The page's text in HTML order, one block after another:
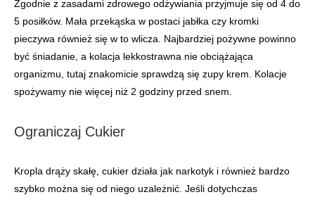
Zgodnie z zasadami zdrowego odżywiania przyjmuje się od 4 do
5 posiłków. Mała przekąska w postaci jabłka czy kromki
pieczywa również się w to wlicza. Najbardziej pożywne powinno
być śniadanie, a kolacja lekkostrawna nie obciążająca
organizmu, tutaj znakomicie sprawdzą się zupy krem. Kolacje
spożywamy nie więcej niż 2 godziny przed snem.
Ograniczaj Cukier
Kropla drąży skałę, cukier działa jak narkotyk i również bardzo
szybko można się od niego uzależnić. Jeśli dotychczas